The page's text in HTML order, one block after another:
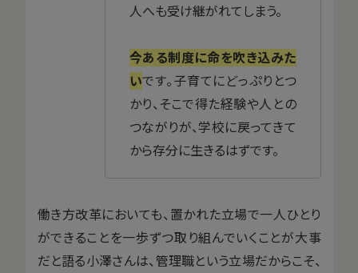
人へも受け継がれてしまう。
今ある制度に命を吹き込みた
いです。子育てにどっぷりとつ
かり、そこで得た経験や人との
つながりが、学校に戻ってきて
から存分に生きるはずです。
働き方改革においても、置かれた立場で一人ひとり
ができることを一歩ずつ取り組んでいくことが大事
だと語る小澤さんは、管理職という立場だからこそ、